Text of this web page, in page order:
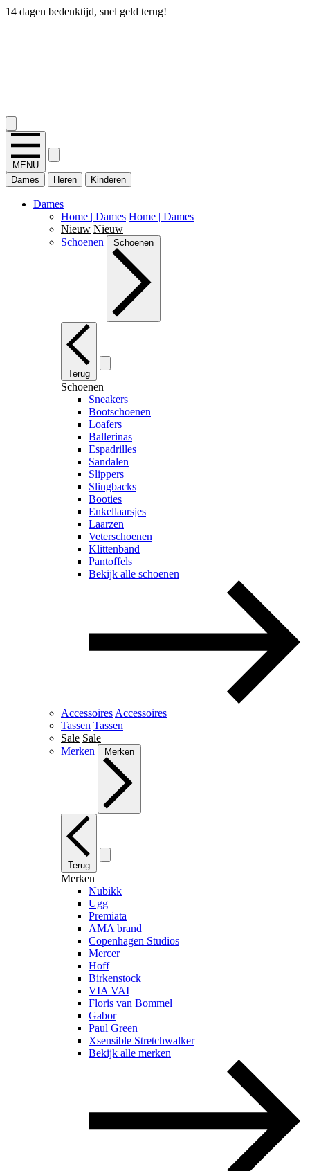
14 dagen bedenktijd, snel geld terug!
MENU
Dames
Heren Kinderen
Dames
Home | Dames Home | Dames
Nieuw Nieuw
Schoenen
Schoenen
Terug
Schoenen
Sneakers
Bootschoenen
Loafers
Ballerinas
Espadrilles
Sandalen
Slippers
Slingbacks
Booties
Enkellaarsjes
Laarzen
Veterschoenen
Klittenband
Pantoffels
Bekijk alle schoenen
Accessoires Accessoires
Tassen Tassen
Sale Sale
Merken
Merken
Terug
Merken
Nubikk
Ugg
Premiata
AMA brand
Copenhagen Studios
Mercer
Hoff
Birkenstock
VIA VAI
Floris van Bommel
Gabor
Paul Green
Xsensible Stretchwalker
Bekijk alle merken